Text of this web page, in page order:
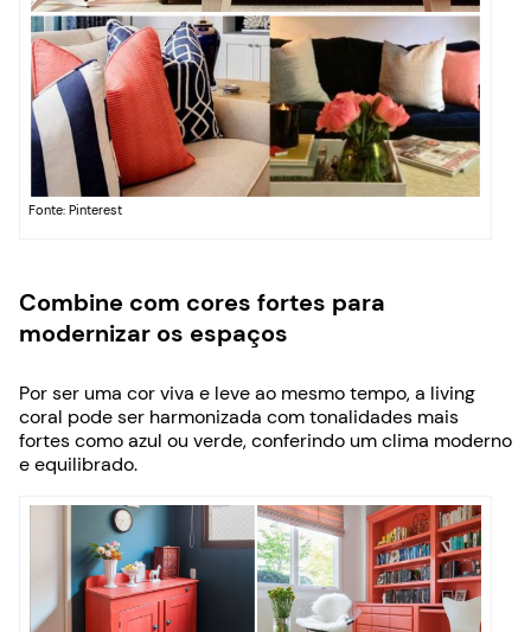
Fonte: Pinterest
Combine com cores fortes para
modernizar os espaços
Por ser uma cor viva e leve ao mesmo tempo, a living
coral pode ser harmonizada com tonalidades mais
fortes como azul ou verde, conferindo um clima moderno
e equilibrado.